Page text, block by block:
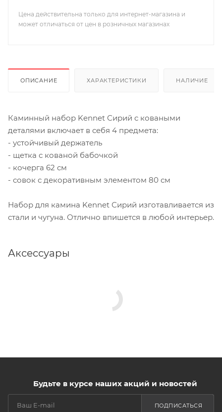
Цена действительна только для интернет-магазина и
может отличаться от цен в розничных магазинах
ОПИСАНИЕ ХАРАКТЕРИСТИКИ НАЛИЧИЕ
Каминный набор Kennet Сирий с коваными
деталями включает в себя 4 предмета:
- устойчивый держатель
- щетка с кованой бабочкой
- кочерга 62 см
- совок с декоративным элементом 80 см
Набор для камина Kennet Сирий изготавливается из
стали и чугуна. Отлично впишется в любой интерьер.
Аксессуары
Будьте в курсе наших акций и новостей
ПОДПИСАТЬСЯ